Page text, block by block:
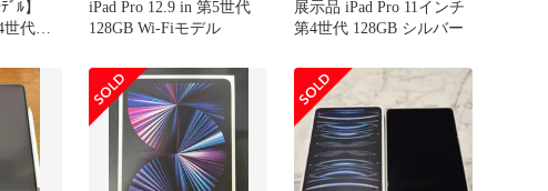
ﾙ】
世代
ト
iPad Pro 12.9 in 第5世代
128GB Wi-Fiモデル
展示品 iPad Pro 11インチ
第4世代 128GB シルバー